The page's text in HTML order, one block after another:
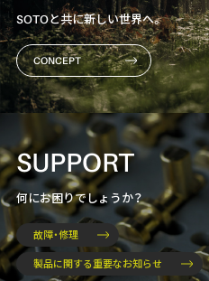
SOTOと共に新しい世界へ。
CONCEPT
SUPPORT
何にお困りでしょうか？
故障・修理
製品に関する重要なお知らせ